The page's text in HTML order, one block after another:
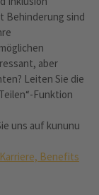
Behinderung sind
aber
Leiten Sie die
Funktion
uns auf kununu
Benefits